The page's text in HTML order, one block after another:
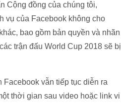
Cộng đồng của chúng tôi,
vụ của Facebook không cho
bao gồm bản quyền và nhãn
trận đấu World Cup 2018 sẽ bị
vẫn tiếp tục diễn ra
thời gian sau video hoặc link vi